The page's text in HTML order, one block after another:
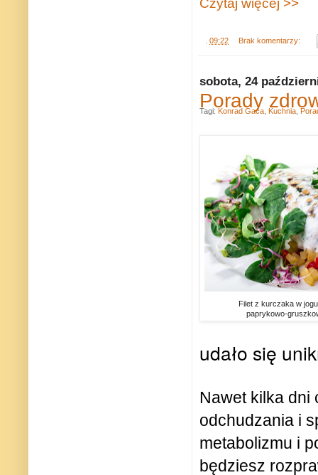
Czytaj więcej >>
09:22 Brak komentarzy:
sobota, 24
Porady
Filet z kurczaka w
paprykowo-
udało się
Nawet kilka dni
odchudzania i
metabolizmu i
będziesz
Tagi: Konrad Gaca, Kuchnia,